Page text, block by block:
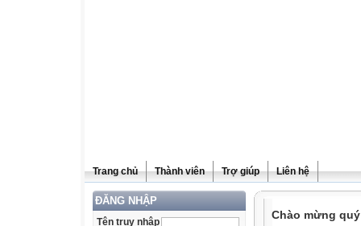
Trang chủ Thành viên Trợ giúp Liên hệ
ĐĂNG NHẬP
Tên truy nhập
Chào mừng